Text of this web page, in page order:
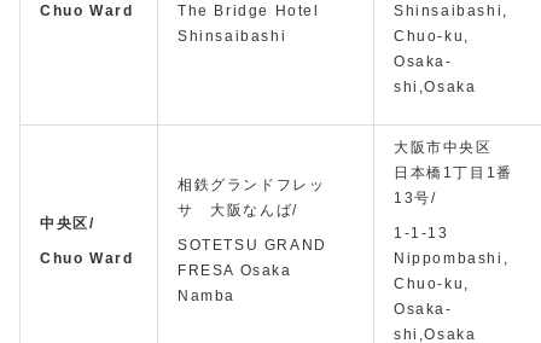
Chuo Ward
The Bridge Hotel
Shinsaibashi
Shinsaibashi,
Chuo-ku,
Osaka-
shi,Osaka
中央区/
Chuo Ward
相鉄グランドフレッ
サ 大阪なんば/
SOTETSU GRAND
FRESA Osaka
Namba
大阪市中央区
日本橋1丁目1番
13号/
1-1-13
Nippombashi,
Chuo-ku,
Osaka-
shi,Osaka